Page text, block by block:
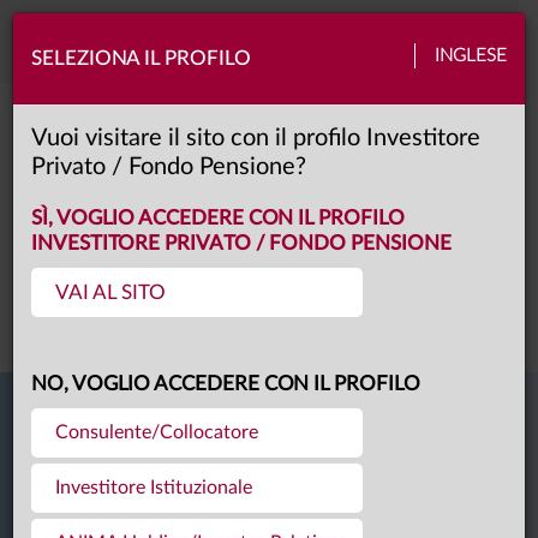
SELEZIONA IL PROFILO INGLESE
Vuoi visitare il sito con il profilo Investitore
Privato / Fondo Pensione?
SÌ, VOGLIO ACCEDERE CON IL PROFILO
INVESTITORE PRIVATO / FONDO PENSIONE
VAI AL SITO
NO, VOGLIO ACCEDERE CON IL PROFILO
Consulente/Collocatore
Investitore Istituzionale
Toggle
Video center
VIDEO CENTER